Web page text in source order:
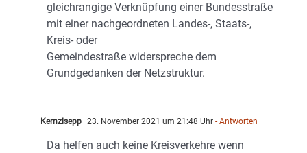
gleichrangige Verknüpfung einer Bundesstraße
mit einer nachgeordneten Landes-, Staats-,
Kreis- oder
Gemeindestraße widerspreche dem
Grundgedanken der Netzstruktur.
Kernzlsepp 23. November 2021 um 21:48 Uhr - Antworten
Da helfen auch keine Kreisverkehre wenn